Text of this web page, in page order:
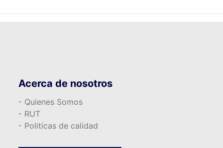
Acerca de nosotros
- Quienes Somos
- RUT
- Politicas de calidad